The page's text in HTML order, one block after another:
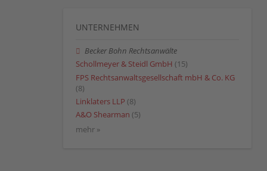
UNTERNEHMEN
Becker Bohn Rechtsanwälte
Schollmeyer & Steidl GmbH (15)
FPS Rechtsanwaltsgesellschaft mbH & Co. KG
(8)
Linklaters LLP (8)
A&O Shearman (5)
mehr »